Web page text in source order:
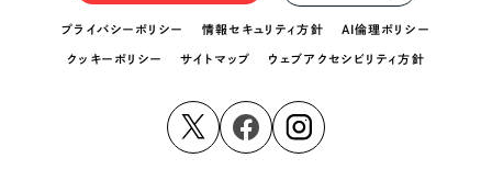
プライバシーポリシー 情報セキュリティ方針 AI倫理ポリシー
クッキーポリシー サイトマップ ウェブアクセシビリティ方針